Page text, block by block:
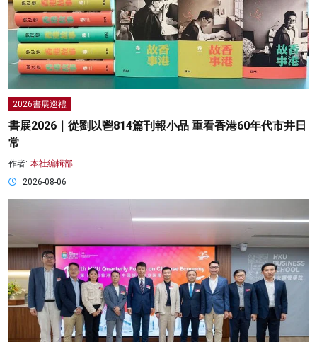
2026書展巡禮
書展2026｜從劉以鬯814篇刊報小品 重看香港60年代市井日
常
作者: 本社編輯部
2026-08-06